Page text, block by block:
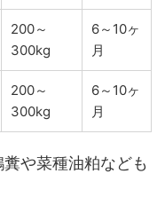
200～
300kg
6～10ヶ
月
200～
300kg
6～10ヶ
月
や菜種油粕なども